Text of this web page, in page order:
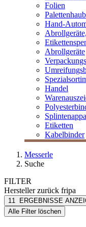
Folien
Hand-
Abrollgeräte
Handel
Etiketten
Kabelbinder
Messerle
Suche
FILTER
Herstellerzurück fripa
Fripa
[e] one
11
ERGEBNISSE
Alle Filter löschen